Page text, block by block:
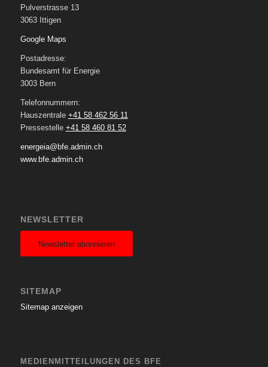
Pulverstrasse 13
3063 Ittigen
Google Maps
Postadresse:
Bundesamt für Energie
3003 Bern
Telefonnummern:
Hauszentrale +41 58 462 56 11
Pressestelle +41 58 460 81 52
energeia@bfe.admin.ch
www.bfe.admin.ch
NEWSLETTER
Newsletter abonnieren
SITEMAP
Sitemap anzeigen
MEDIENMITTEILUNGEN DES BFE